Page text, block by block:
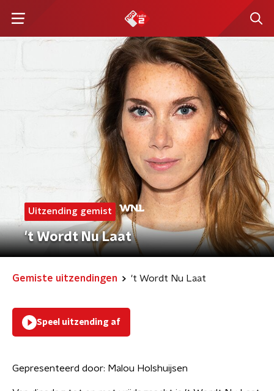
Uitzending gemist
't Wordt Nu Laat
Gemiste uitzendingen 't Wordt Nu Laat
Speel uitzending af
Gepresenteerd door: Malou Holshuijsen